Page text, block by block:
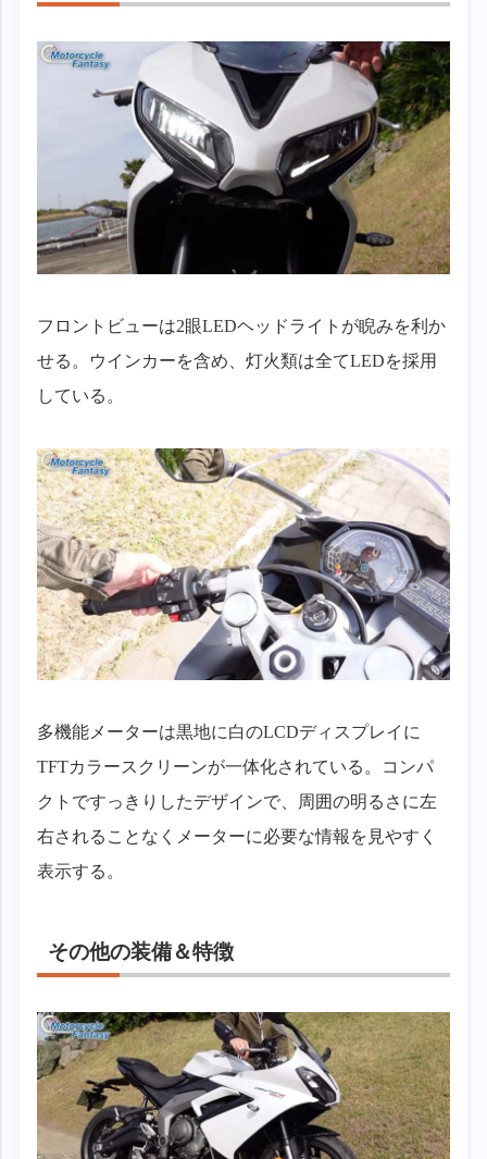
フロントビューは2眼LEDヘッドライトが睨みを利か
せる。ウインカーを含め、灯火類は全てLEDを採用
している。
多機能メーターは黒地に白のLCDディスプレイに
TFTカラースクリーンが一体化されている。コンパ
クトですっきりしたデザインで、周囲の明るさに左
右されることなくメーターに必要な情報を見やすく
表示する。
その他の装備＆特徴